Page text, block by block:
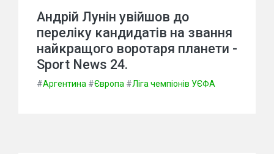
Андрій Лунін увійшов до
переліку кандидатів на звання
найкращого воротаря планети -
Sport News 24.
#Аргентина #Європа #Ліга чемпіонів УЄФА